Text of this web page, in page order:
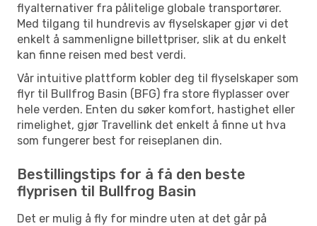
flyalternativer fra pålitelige globale transportører.
Med tilgang til hundrevis av flyselskaper gjør vi det
enkelt å sammenligne billettpriser, slik at du enkelt
kan finne reisen med best verdi.
Vår intuitive plattform kobler deg til flyselskaper som
flyr til Bullfrog Basin (BFG) fra store flyplasser over
hele verden. Enten du søker komfort, hastighet eller
rimelighet, gjør Travellink det enkelt å finne ut hva
som fungerer best for reiseplanen din.
Bestillingstips for å få den beste
flyprisen til Bullfrog Basin
Det er mulig å fly for mindre uten at det går på